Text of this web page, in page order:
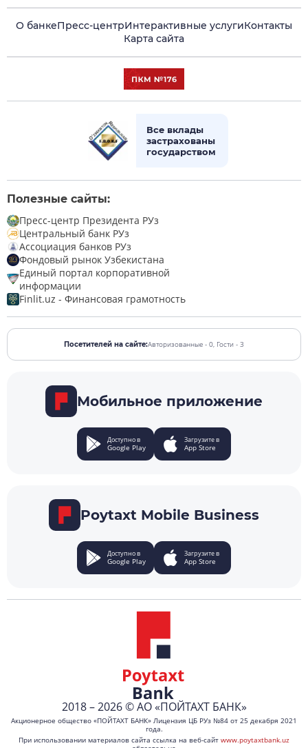
О банкеПресс-центрИнтерактивные услугиКонтакты
Карта сайта
Все вклады
застрахованы
государством
Полезные сайты:
Пресс-центр Президента РУз
Центральный банк РУз
Ассоциация банков РУз
Фондовый рынок Узбекистана
Единый портал корпоративной
информации
Finlit.uz - Финансовая грамотность
Посетителей на сайте:Авторизованные - 0, Гости - 3
Мобильное приложение
Доступно в
Google Play
Загрузите в
App Store
Poytaxt Mobile Business
Доступно в
Google Play
Загрузите в
App Store
2018 – 2026 © АО «ПОЙТАХТ БАНК»
Акционерное общество «ПОЙТАХТ БАНК» Лицензия ЦБ РУз №84 от 25 декабря 2021
года.
При использовании материалов сайта ссылка на веб-сайт www.poytaxtbank.uz